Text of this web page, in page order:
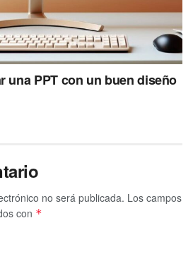
una PPT con un buen diseño
no será publicada. Los campos
con *